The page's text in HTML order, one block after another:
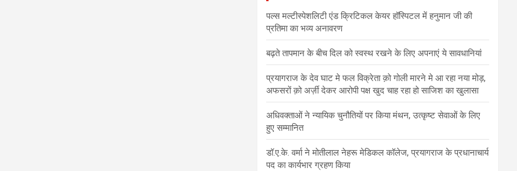
पल्स मल्टीस्पेशलिटी एंड क्रिटिकल केयर हॉस्पिटल में हनुमान जी की
प्रतिमा का भव्य अनावरण
बढ़ते तापमान के बीच दिल को स्वस्थ रखने के लिए अपनाएं ये सावधानियां
प्रयागराज के देव घाट मे फल विक्रेता क़ो गोली मारने मे आ रहा नया मोड़,
अफसरों क़ो अर्ज़ी देकर आरोपी पक्ष खुद चाह रहा हो साजिश का खुलासा
अधिवक्ताओं ने न्यायिक चुनौतियों पर किया मंथन, उत्कृष्ट सेवाओं के लिए
हुए सम्मानित
डॉ.ए.के. वर्मा ने मोतीलाल नेहरू मेडिकल कॉलेज, प्रयागराज के प्रधानाचार्य
पद का कार्यभार ग्रहण किया